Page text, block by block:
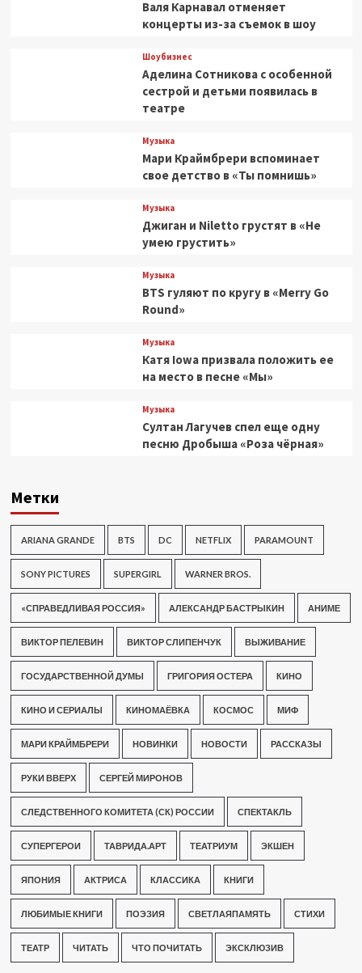
Валя Карнавал отменяет
концерты из-за съемок в шоу
Шоубизнес
Аделина Сотникова с особенной
сестрой и детьми появилась в
театре
Музыка
Мари Краймбрери вспоминает
свое детство в «Ты помнишь»
Музыка
Джиган и Niletto грустят в «Не
умею грустить»
Музыка
BTS гуляют по кругу в «Merry Go
Round»
Музыка
Катя Iowa призвала положить ее
на место в песне «Мы»
Музыка
Султан Лагучев спел еще одну
песню Дробыша «Роза чёрная»
Метки
ARIANA GRANDE BTS DC NETFLIX PARAMOUNT
SONY PICTURES SUPERGIRL WARNER BROS.
«СПРАВЕДЛИВАЯ РОССИЯ» АЛЕКСАНДР БАСТРЫКИН АНИМЕ
ВИКТОР ПЕЛЕВИН ВИКТОР СЛИПЕНЧУК ВЫЖИВАНИЕ
ГОСУДАРСТВЕННОЙ ДУМЫ ГРИГОРИЯ ОСТЕРА КИНО
КИНО И СЕРИАЛЫ КИНОМАЁВКА КОСМОС МИФ
МАРИ КРАЙМБРЕРИ НОВИНКИ НОВОСТИ РАССКАЗЫ
РУКИ ВВЕРХ СЕРГЕЙ МИРОНОВ
СЛЕДСТВЕННОГО КОМИТЕТА (СК) РОССИИ СПЕКТАКЛЬ
СУПЕРГЕРОИ ТАВРИДА.АРТ ТЕАТРИУМ ЭКШЕН
ЯПОНИЯ АКТРИСА КЛАССИКА КНИГИ
ЛЮБИМЫЕ КНИГИ ПОЭЗИЯ СВЕТЛАЯПАМЯТЬ СТИХИ
ТЕАТР ЧИТАТЬ ЧТО ПОЧИТАТЬ ЭКСКЛЮЗИВ